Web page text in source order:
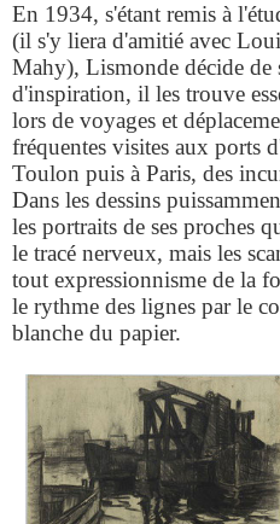
En 1934, s'étant remis à
(il s'y liera d'amitié avec
Mahy), Lismonde décide de
d'inspiration, il les trouve
lors de voyages et
fréquentes visites aux ports
Toulon puis à Paris, des
Dans les dessins
les portraits de ses proches
le tracé nerveux, mais les
tout expressionnisme de la
le rythme des lignes par le
blanche du papier.